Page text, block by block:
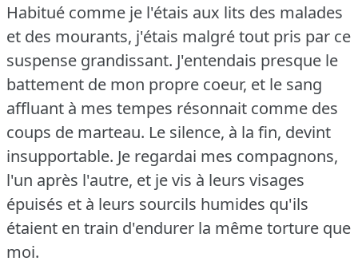
Habitué comme je l'étais aux lits des malades
et des mourants, j'étais malgré tout pris par ce
suspense grandissant. J'entendais presque le
battement de mon propre coeur, et le sang
affluant à mes tempes résonnait comme des
coups de marteau. Le silence, à la fin, devint
insupportable. Je regardai mes compagnons,
l'un après l'autre, et je vis à leurs visages
épuisés et à leurs sourcils humides qu'ils
étaient en train d'endurer la même torture que
moi.